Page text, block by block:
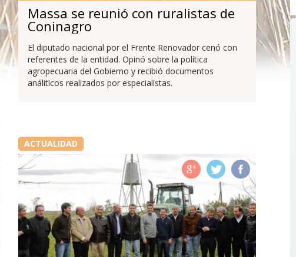
Massa se reunió con ruralistas de
Coninagro
El diputado nacional por el Frente Renovador cenó con
referentes de la entidad. Opinó sobre la política
agropecuaria del Gobierno y recibió documentos
análiticos realizados por especialistas.
ACTUALIDAD